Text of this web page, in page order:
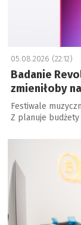
05.08.2026 (22:12)
Badanie
zmieniłoby
Festiwale
Z planuje
a